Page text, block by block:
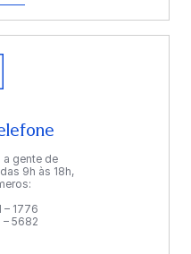
a gente de
9h às 18h,
– 1776
– 5682